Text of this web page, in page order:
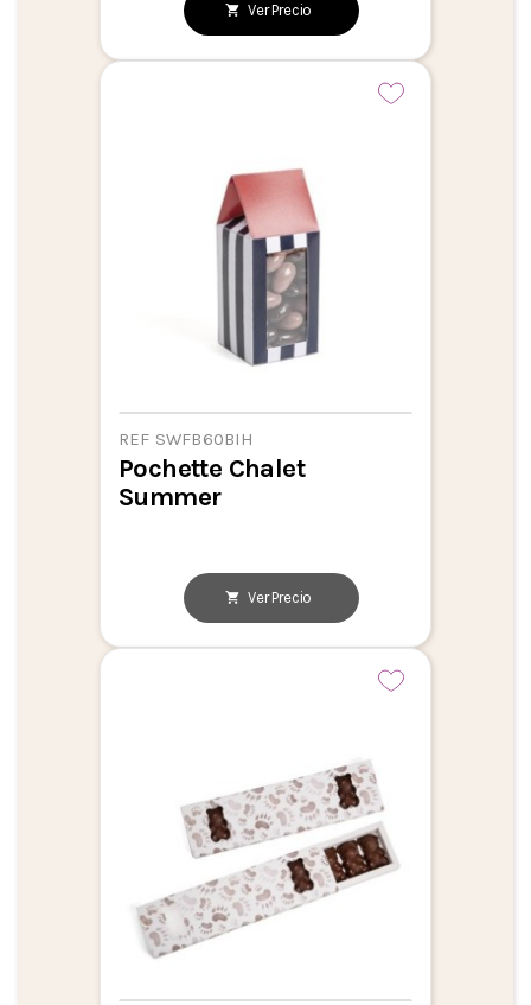
Ver Precio
REF SWFB60BIH
Pochette Chalet
Summer
Ver Precio